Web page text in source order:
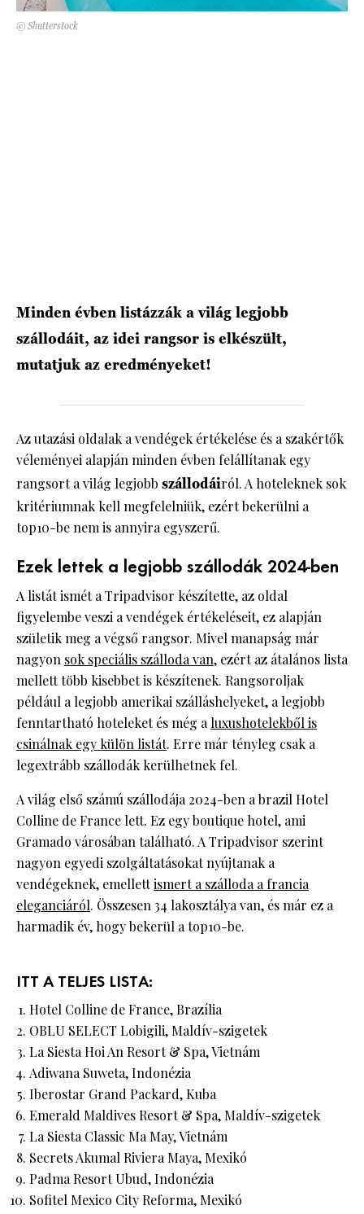
© Shutterstock
Minden évben listázzák a világ legjobb
szállodáit, az idei rangsor is elkészült,
mutatjuk az eredményeket!
Az utazási oldalak a vendégek értékelése és a szakértők
véleményei alapján minden évben felállítanak egy
rangsort a világ legjobb szállodáiról. A hoteleknek sok
kritériumnak kell megfelelniük, ezért bekerülni a
top10-be nem is annyira egyszerű.
Ezek lettek a legjobb szállodák 2024-ben
A listát ismét a Tripadvisor készítette, az oldal
figyelembe veszi a vendégek értékeléseit, ez alapján
születik meg a végső rangsor. Mivel manapság már
nagyon sok speciális szálloda van, ezért az átalános lista
mellett több kisebbet is készítenek. Rangsoroljak
például a legjobb amerikai szálláshelyeket, a legjobb
fenntartható hoteleket és még aluxushotelekből is
csinálnak egy külön listát. Erre már tényleg csak a
legextrább szállodák kerülhetnek fel.
A világ első számú szállodája 2024-ben a brazil Hotel
Colline de France lett. Ez egy boutique hotel, ami
Gramado városában található. A Tripadvisor szerint
nagyon egyedi szolgáltatásokat nyújtanak a
vendégeknek, emellettismert a szálloda a francia
eleganciáról. Összesen 34 lakosztálya van, és már ez a
harmadik év, hogy bekerül a top10-be.
ITT A TELJES LISTA:
Hotel Colline de France, Brazília
OBLU SELECT Lobigili, Maldív-szigetek
La Siesta Hoi An Resort & Spa, Vietnám
Adiwana Suweta, Indonézia
Iberostar Grand Packard, Kuba
Emerald Maldives Resort & Spa, Maldív-szigetek
La Siesta Classic Ma May, Vietnám
Secrets Akumal Riviera Maya, Mexikó
Padma Resort Ubud, Indonézia
Sofitel Mexico City Reforma, Mexikó